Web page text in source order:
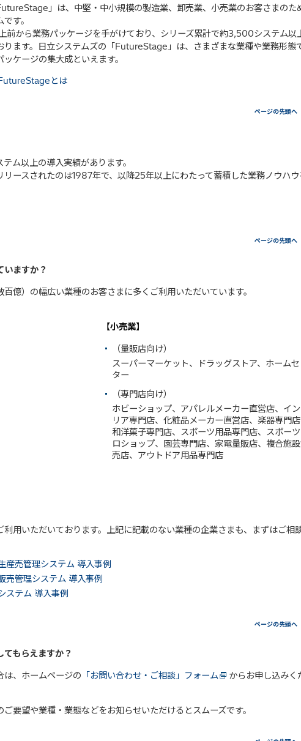
」は、中堅・中小規模の製造業、卸売業、小売業のお客さまのた
す。
前から業務パッケージを手がけており、シリーズ累計で約3,500システム以
ります。日立システムズの「FutureStage」は、さまざまな業種や業務形態
ケージの集大成といえます。
とは
ページの先頭へ
ム以上の導入実績があります。
ースされたのは1987年で、以降25年以上にわたって蓄積した業務ノウハウ
ページの先頭へ
いますか？
億）の幅広い業種のお客さまに多くご利用いただいています。
【小売業】
（量販店向け）
スーパーマーケット、ドラッグストア、ホーム
ター
（専門店向け）
ホビーショップ、アパレルメーカー直営店、イ
リア専門店、化粧品メーカー直営店、楽器専門
和洋菓子専門店、スポーツ用品専門店、スポー
ロショップ、園芸専門店、家電量販店、複合施
売店、アウトドア用品専門店
用いただいております。上記に記載のない業種の企業さまも、まずはご相
産売管理システム 導入事例
売管理システム 導入事例
ステム 導入事例
ページの先頭へ
もらえますか？
は、ホームページの 「お問い合わせ・ご相談」フォーム
からお申し込みく
要望や業種・業態などをお知らせいただけるとスムーズです。